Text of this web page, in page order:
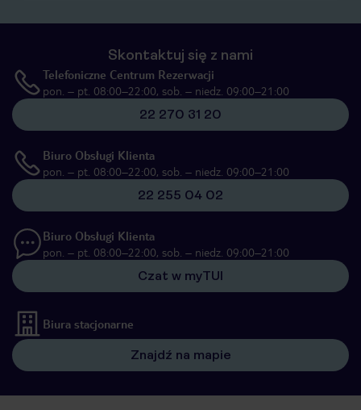
Skontaktuj się z nami
Telefoniczne Centrum Rezerwacji
pon. – pt. 08:00–22:00, sob. – niedz. 09:00–21:00
22 270 31 20
Biuro Obsługi Klienta
pon. – pt. 08:00–22:00, sob. – niedz. 09:00–21:00
22 255 04 02
Biuro Obsługi Klienta
pon. – pt. 08:00–22:00, sob. – niedz. 09:00–21:00
Czat w myTUI
Biura stacjonarne
Znajdź na mapie